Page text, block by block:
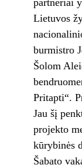
Lietuvos
burmistro
Šolom
Pritapti“.
Jau šį
projekto
kūrybinės
Šabato